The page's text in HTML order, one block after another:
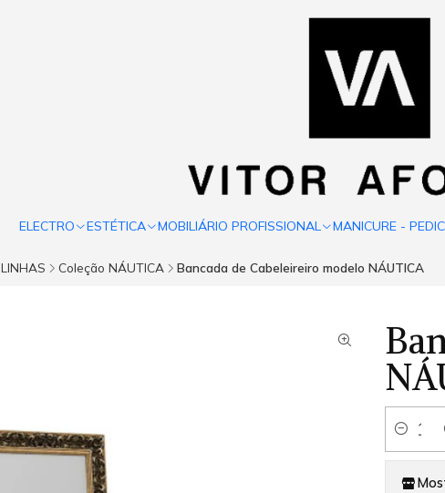
ELECTRO ESTÉTICA MOBILIÁRIO PROFISSIONAL MANICURE -
LINHAS Coleção NÁUTICA Bancada de Cabeleireiro modelo NÁUTICA